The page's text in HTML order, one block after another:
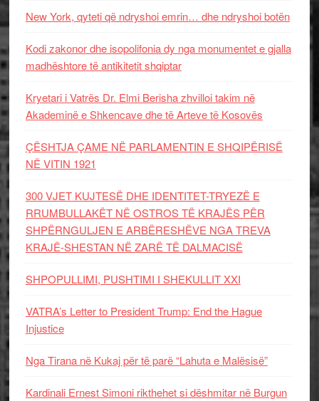
New York, qyteti që ndryshoi emrin… dhe ndryshoi botën
Kodi zakonor dhe isopolifonia dy nga monumentet e gjalla
madhështore të antikitetit shqiptar
Kryetari i Vatrës Dr. Elmi Berisha zhvilloi takim në
Akademinë e Shkencave dhe të Arteve të Kosovës
ÇËSHTJA ÇAME NË PARLAMENTIN E SHQIPËRISË
NË VITIN 1921
300 VJET KUJTESË DHE IDENTITET-TRYEZË E
RRUMBULLAKËT NË OSTROS TË KRAJËS PËR
SHPËRNGULJEN E ARBËRESHËVE NGA TREVA
KRAJË-SHESTAN NË ZARË TË DALMACISË
SHPOPULLIMI, PUSHTIMI I SHEKULLIT XXI
VATRA’s Letter to President Trump: End the Hague
Injustice
Nga Tirana në Kukaj për të parë “Lahuta e Malësisë”
Kardinali Ernest Simoni rikthehet si dëshmitar në Burgun